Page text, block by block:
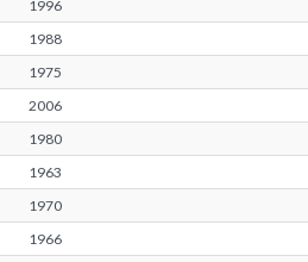
1996
1988
1975
2006
1980
1963
1970
1966